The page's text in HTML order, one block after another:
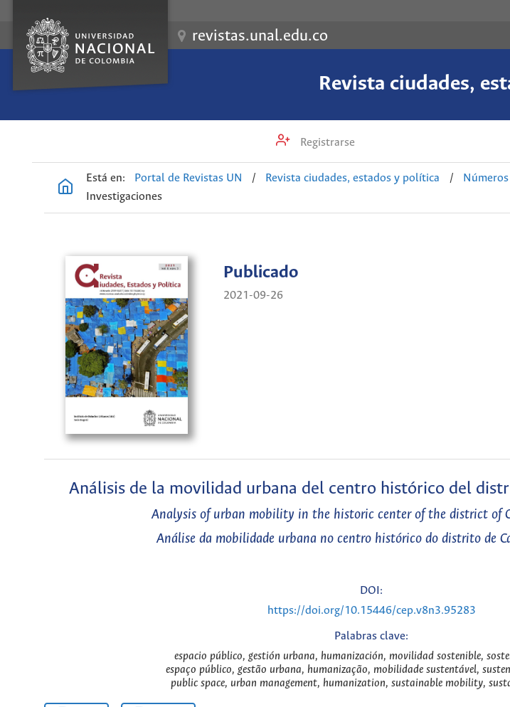
revistas.unal.edu.co
Revista ciudades,
Registrarse
Está en: Portal de Revistas UN / Revista ciudades, estados y política /
Investigaciones
Publicado
2021-09-26
Análisis de la movilidad urbana del centro histórico del
Analysis of urban mobility in the historic center of the district of
Análise da mobilidade urbana no centro histórico do distrito de
DOI:
https://doi.org/10.15446/cep.v8n3.95283
Palabras clave:
espacio público, gestión urbana, humanización, movilidad sostenible,
espaço público, gestão urbana, humanização, mobilidade sustentável,
public space, urban management, humanization, sustainable mobility,